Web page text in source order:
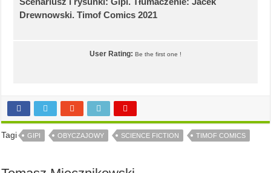
Drewnowski. Timof Comics 2021
User Rating: Be the first one !
Tagi GIPI OBYCZAJOWY SCIENCE FICTION TIMOF COMICS